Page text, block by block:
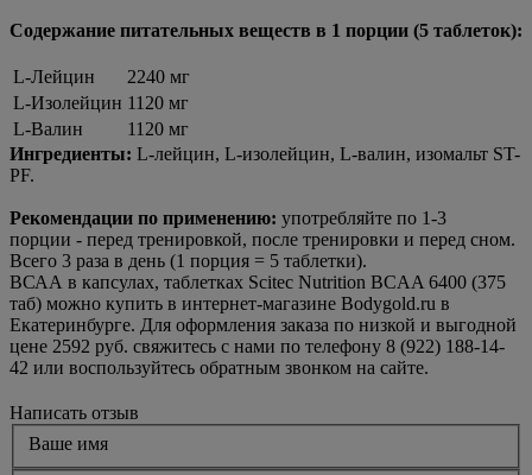
Содержание питательных веществ в 1 порции (5 таблеток):
L-Лейцин
2240 мг
L-Изолейцин 1120 мг
L-Валин
1120 мг
Ингредиенты: L-лейцин, L-изолейцин, L-валин, изомальт ST-
PF.
Рекомендации по применению: употребляйте по 1-3
порции - перед тренировкой, после тренировки и перед сном.
Всего 3 раза в день (1 порция = 5 таблетки).
ВСАА в капсулах, таблетках Scitec Nutrition BCAA 6400 (375
таб) можно купить в интернет-магазине Bodygold.ru в
Екатеринбурге. Для оформления заказа по низкой и выгодной
цене 2592 руб. свяжитесь с нами по телефону 8 (922) 188-14-
42 или воспользуйтесь обратным звонком на сайте.
Написать отзыв
Ваше имя